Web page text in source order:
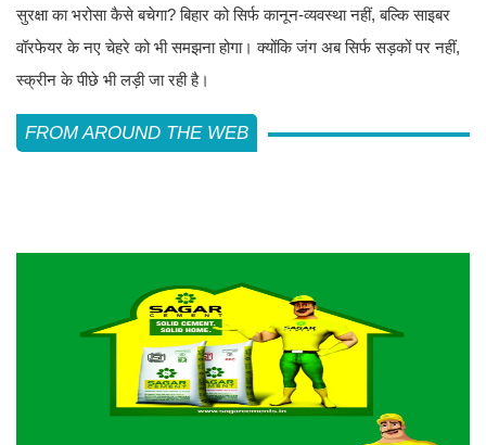
सुरक्षा का भरोसा कैसे बचेगा? बिहार को सिर्फ कानून-व्यवस्था नहीं, बल्कि साइबर
वॉरफेयर के नए चेहरे को भी समझना होगा। क्योंकि जंग अब सिर्फ सड़कों पर नहीं,
स्क्रीन के पीछे भी लड़ी जा रही है।
FROM AROUND THE WEB